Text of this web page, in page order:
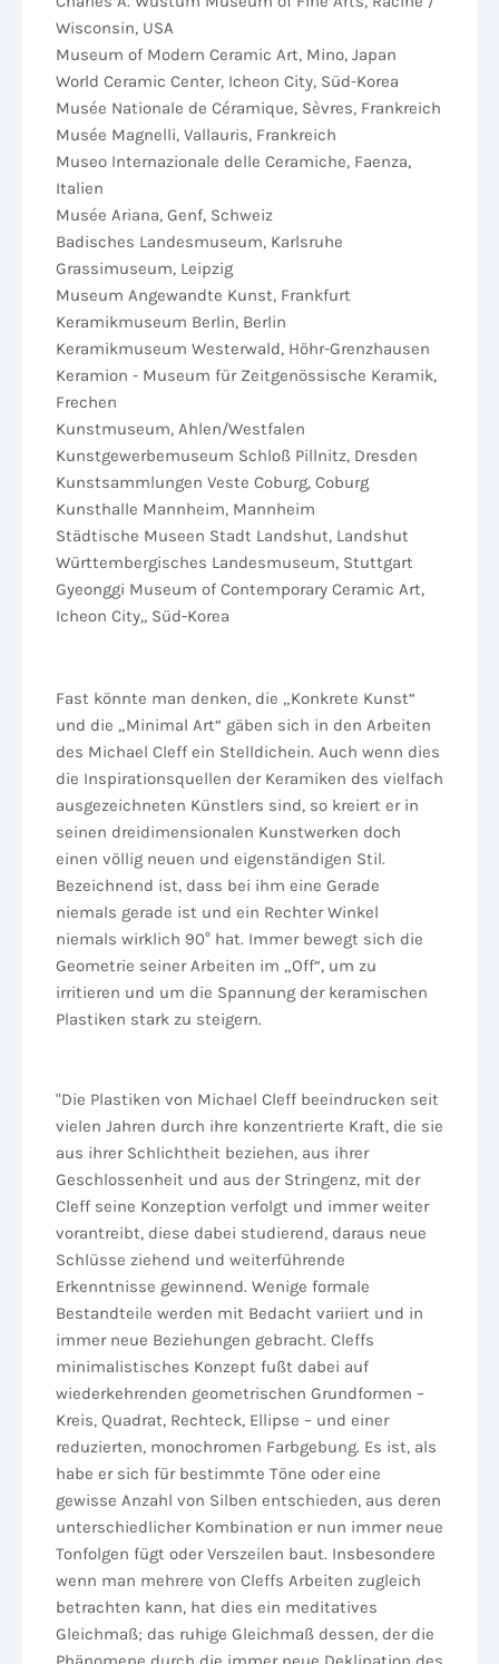
Wisconsin, USA
Museum of Modern Ceramic Art, Mino, Japan
World Ceramic Center, Icheon City, Süd-Korea
Musée Nationale de Céramique, Sèvres, Frankreich
Musée Magnelli, Vallauris, Frankreich
Museo Internazionale delle Ceramiche, Faenza,
Italien
Musée Ariana, Genf, Schweiz
Badisches Landesmuseum, Karlsruhe
Grassimuseum, Leipzig
Museum Angewandte Kunst, Frankfurt
Keramikmuseum Berlin, Berlin
Keramikmuseum Westerwald, Höhr-Grenzhausen
Keramion - Museum für Zeitgenössische Keramik,
Frechen
Kunstmuseum, Ahlen/Westfalen
Kunstgewerbemuseum Schloß Pillnitz, Dresden
Kunstsammlungen Veste Coburg, Coburg
Kunsthalle Mannheim, Mannheim
Städtische Museen Stadt Landshut, Landshut
Württembergisches Landesmuseum, Stuttgart
Gyeonggi Museum of Contemporary Ceramic Art,
Icheon City,, Süd-Korea
Fast könnte man denken, die „Konkrete Kunst“
und die „Minimal Art“ gäben sich in den Arbeiten
des Michael Cleff ein Stelldichein. Auch wenn dies
die Inspirationsquellen der Keramiken des vielfach
ausgezeichneten Künstlers sind, so kreiert er in
seinen dreidimensionalen Kunstwerken doch
einen völlig neuen und eigenständigen Stil.
Bezeichnend ist, dass bei ihm eine Gerade
niemals gerade ist und ein Rechter Winkel
niemals wirklich 90° hat. Immer bewegt sich die
Geometrie seiner Arbeiten im „Off“, um zu
irritieren und um die Spannung der keramischen
Plastiken stark zu steigern.
"Die Plastiken von Michael Cleff beeindrucken seit
vielen Jahren durch ihre konzentrierte Kraft, die sie
aus ihrer Schlichtheit beziehen, aus ihrer
Geschlossenheit und aus der Stringenz, mit der
Cleff seine Konzeption verfolgt und immer weiter
vorantreibt, diese dabei studierend, daraus neue
Schlüsse ziehend und weiterführende
Erkenntnisse gewinnend. Wenige formale
Bestandteile werden mit Bedacht variiert und in
immer neue Beziehungen gebracht. Cleffs
minimalistisches Konzept fußt dabei auf
wiederkehrenden geometrischen Grundformen –
Kreis, Quadrat, Rechteck, Ellipse – und einer
reduzierten, monochromen Farbgebung. Es ist, als
habe er sich für bestimmte Töne oder eine
gewisse Anzahl von Silben entschieden, aus deren
unterschiedlicher Kombination er nun immer neue
Tonfolgen fügt oder Verszeilen baut. Insbesondere
wenn man mehrere von Cleffs Arbeiten zugleich
betrachten kann, hat dies ein meditatives
Gleichmaß; das ruhige Gleichmaß dessen, der die